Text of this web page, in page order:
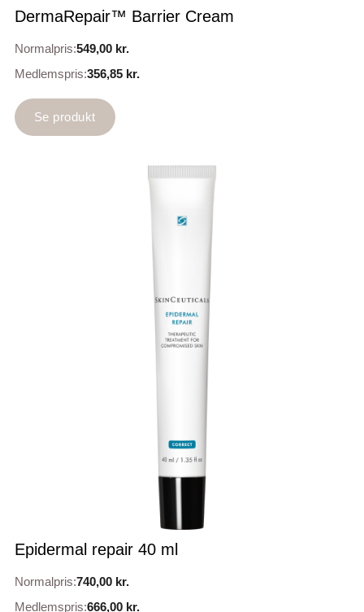
DermaRepair™ Barrier Cream
Normalpris:549,00 kr.
Medlemspris:356,85 kr.
Se produkt
Epidermal repair 40 ml
Normalpris:740,00 kr.
Medlemspris:666,00 kr.